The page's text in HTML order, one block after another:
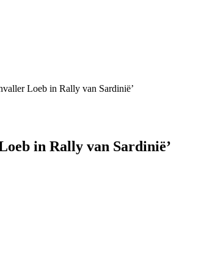
Loeb in Rally van Sardinië’
in Rally van Sardinië’